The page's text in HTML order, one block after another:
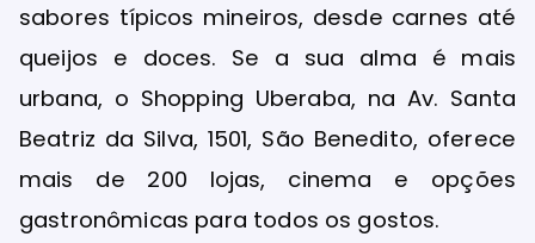
sabores típicos mineiros, desde carnes até
queijos e doces. Se a sua alma é mais
urbana, o Shopping Uberaba, na Av. Santa
Beatriz da Silva, 1501, São Benedito, oferece
mais de 200 lojas, cinema e opções
gastronômicas para todos os gostos.